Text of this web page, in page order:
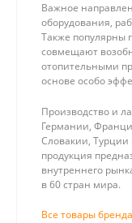
Важное
оборудования,
Также популярны
совмещают
отопительными
основе особо
Производство и
Германии,
Словакии,
продукция
внутреннего
в 60 стран мира.
Все товары